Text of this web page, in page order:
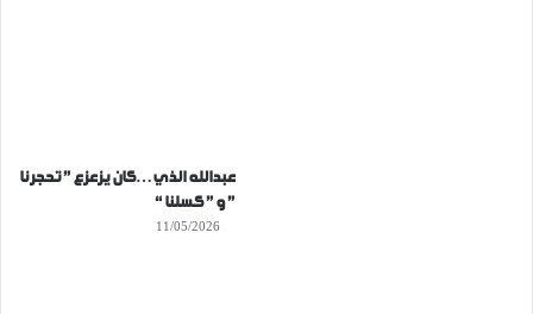
عبدالله الذي…كان يزعزع ” تحجرنا
” و ” كسلنا “
11/05/2026